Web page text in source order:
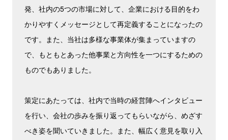
発、社内の5つの市場に対して、企業における目的をわ
かりやすくメッセージとして再定義することになったの
です。また、当社は多様な事業体が集まっていますの
で、もともとあった他事業と方向性を一つにするための
ものでもありました。
策定にあたっては、社内で当時の経営陣へインタビュー
を行い、会社の歩みを振り返ってもらいながら、めざす
べき姿を聞いていきました。また、幅広く意見を取り入